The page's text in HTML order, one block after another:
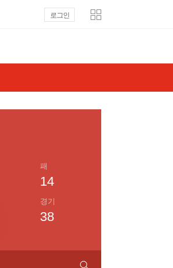
로그인
패
14
경기
38